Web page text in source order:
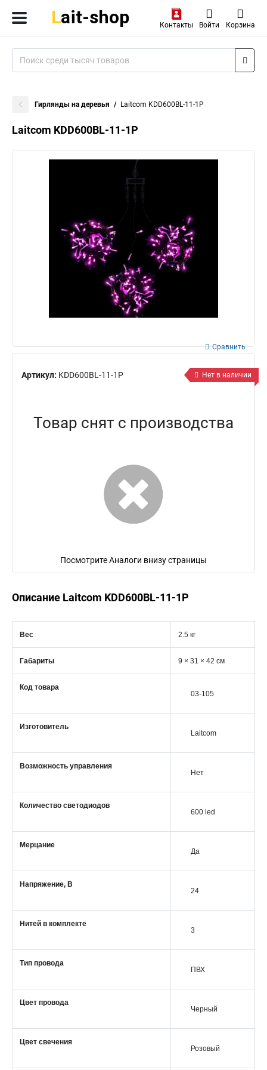
Контакты Войти Корзина
Гирлянды на деревья Laitcom KDD600BL-11-1P
Laitcom KDD600BL-11-1P
Артикул: KDD600BL-11-1P
Сравнить
Нет в наличии
Товар снят с производства
Посмотрите Аналоги внизу страницы
Описание Laitcom KDD600BL-11-1P
Вес 2.5 кг
Габариты 9 × 31 × 42 см
Код товара
03-105
Изготовитель
Laitcom
Возможность управления
Нет
Количество светодиодов
600 led
Мерцание
Да
Напряжение, В
24
Нитей в комплекте
3
Тип провода
ПВХ
Цвет провода
Черный
Цвет свечения
Розовый